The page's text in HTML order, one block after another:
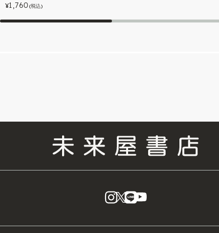
¥1,760 (税込)
instagram
X LINE